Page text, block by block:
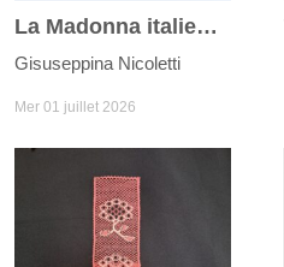
La Madonna italienne
Gisuseppina Nicoletti
Mer 01 juillet 2026